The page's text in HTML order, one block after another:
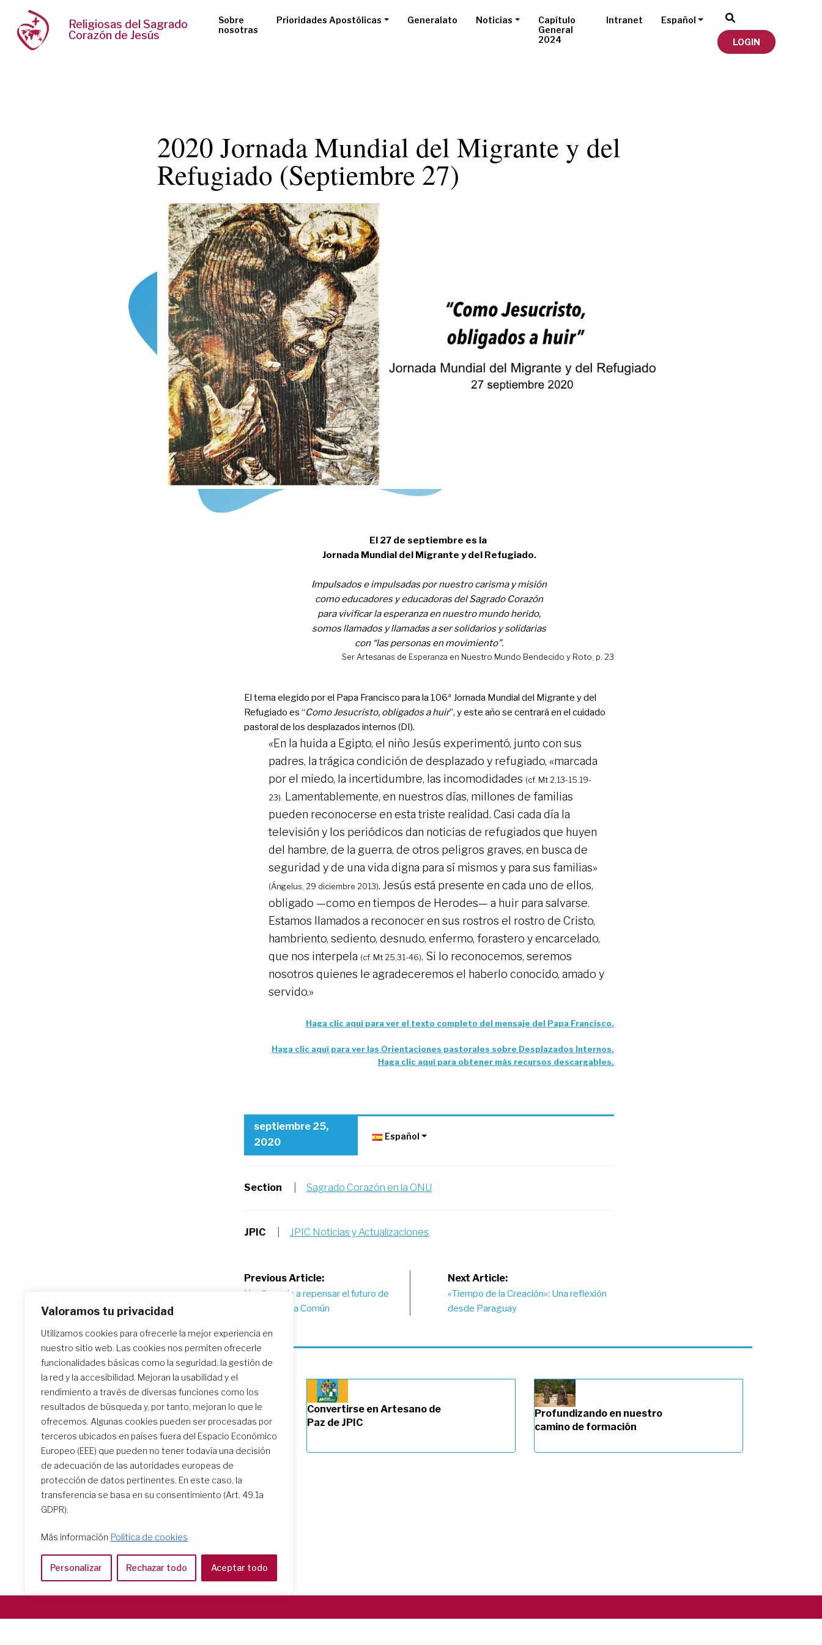
Valoramos tu privacidad
Utilizamos cookies para ofrecerle la mejor experiencia en
nuestro sitio web. Las cookies nos permiten ofrecerle
funcionalidades básicas como la seguridad, la gestión de
la red y la accesibilidad. Mejoran la usabilidad y el
rendimiento a través de diversas funciones como los
resultados de búsqueda y, por tanto, mejoran lo que le
ofrecemos. Algunas cookies pueden ser procesadas por
terceros ubicados en países fuera del Espacio Económico
Europeo (EEE) que pueden no tener todavía una decisión
de adecuación de las autoridades europeas de
protección de datos pertinentes. En este caso, la
transferencia se basa en su consentimiento (Art. 49.1a
GDPR).
Más información Política de cookies
Personalizar Rechazar todo Aceptar todo
Religiosas del Sagrado
Corazón de Jesús
Sobre
nosotras
Prioridades Apostólicas Generalato Noticias
Capítulo
General
2024
Intranet Español
LOGIN
2020 Jornada Mundial del Migrante y del
Refugiado (Septiembre 27)
El 27 de septiembre es la
Jornada Mundial del Migrante y del Refugiado.
Impulsados e impulsadas por nuestro carisma y misión
como educadores y educadoras del Sagrado Corazón
para vivificar la esperanza ennuestro mundo herido,
somos llamados y llamadas a sersolidarios y solidarias
con “las personas en movimiento”.
Ser Artesanas de Esperanza en Nuestro Mundo Bendecido y Roto, p. 23
El tema elegido por el Papa Francisco para la 106ª Jornada Mundial del Migrante y del
Refugiado es “Como Jesucristo, obligados a huir”, y este año se centrará en el cuidado
pastoral de los desplazados internos (DI).
«En la huida a Egipto, el niño Jesús experimentó, junto con sus
padres, la trágica condición de desplazado y refugiado, «marcada
por el miedo, la incertidumbre, las incomodidades (cf. Mt 2,13-15.19-
23).
Lamentablemente, en nuestros días, millones de familias
pueden reconocerse en esta triste realidad. Casi cada día la
televisión y los periódicos dan noticias de refugiados que huyen
del hambre, de la guerra, de otros peligros graves, en busca de
seguridad y de una vida digna para sí mismos y para sus familias»
(Ángelus, 29 diciembre 2013). Jesús está presente en cada uno de ellos,
obligado —como en tiempos de Herodes— a huir para salvarse.
Estamos llamados a reconocer en sus rostros el rostro de Cristo,
hambriento, sediento, desnudo, enfermo, forastero y encarcelado,
que nos interpela (cf. Mt 25,31-46). Si lo reconocemos, seremos
nosotros quienes le agradeceremos el haberlo conocido, amado y
servido.»
Haga clic aquí para ver el texto completo del mensaje del Papa Francisco.
Haga clic aquí para ver las Orientaciones pastorales sobre Desplazados Internos.
Haga clic aquí para obtener más recursos descargables.
septiembre 25,
2020
Español
Section Sagrado Corazón en la ONU
JPIC JPIC Noticias y Actualizaciones
Post
navigation
Previous Article:
Una llamada a repensar el futuro de
nuestra Casa Común
Next Article:
«Tiempo de la Creación»: Una reflexión
desde Paraguay
Similar Posts
El encuentro de formación
inicial: un camino
transformador
Convertirse en Artesano de
Paz de JPIC
Profundizando en nuestro
camino de formación